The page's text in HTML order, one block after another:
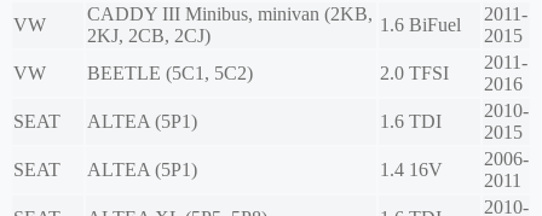
VW
CADDY III Minibus, minivan (2KB,
2KJ, 2CB, 2CJ)
1.6 BiFuel
2011-
2015
VW
BEETLE (5C1, 5C2) 2.0 TFSI
2011-
2016
SEAT
ALTEA (5P1) 1.6 TDI
2010-
2015
SEAT
ALTEA (5P1) 1.4 16V
2006-
2011
2010-